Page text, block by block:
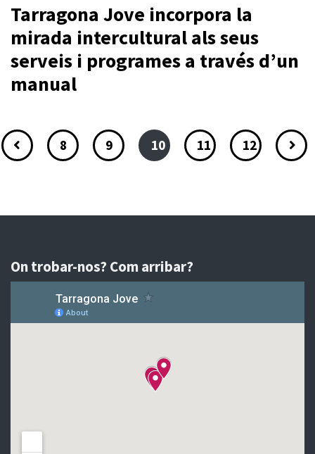
Tarragona Jove incorpora la
mirada intercultural als seus
serveis i programes a través d’un
manual
8 9 10 11 12
On trobar-nos? Com arribar?